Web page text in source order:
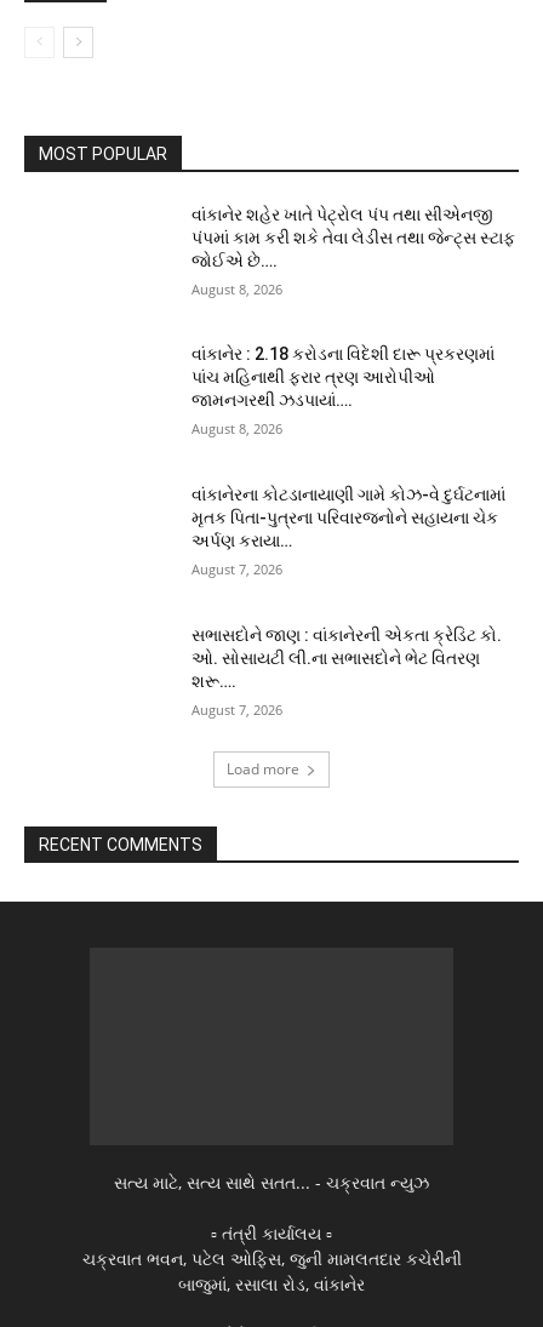
MOST POPULAR
વાંકાનેર શહેર ખાતે પેટ્રોલ પંપ તથા સીએનજી
પંપમાં કામ કરી શકે તેવા લેડીસ તથા જેન્ટ્સ સ્ટાફ
જોઈએ છે….
August 8, 2026
વાંકાનેર : 2.18 કરોડના વિદેશી દારૂ પ્રકરણમાં
પાંચ મહિનાથી ફરાર ત્રણ આરોપીઓ
જામનગરથી ઝડપાયાં….
August 8, 2026
વાંકાનેરના કોટડાનાયાણી ગામે કોઝ-વે દુર્ઘટનામાં
મૃતક પિતા-પુત્રના પરિવારજનોને સહાયના ચેક
અર્પણ કરાયા…
August 7, 2026
સભાસદોને જાણ : વાંકાનેરની એકતા ક્રેડિટ કો.
ઓ. સોસાયટી લી.ના સભાસદોને ભેટ વિતરણ
શરૂ….
August 7, 2026
Load more
RECENT COMMENTS
સત્ય માટે, સત્ય સાથે સતત... - ચક્રવાત ન્યુઝ
▫️ તંત્રી કાર્યાલય ▫️
ચક્રવાત ભવન, પટેલ ઓફિસ, જુની મામલતદાર કચેરીની
બાજુમાં, રસાલા રોડ, વાંકાનેર